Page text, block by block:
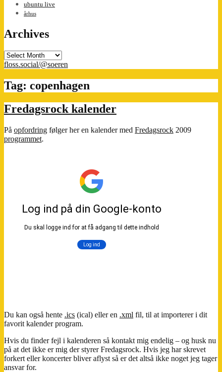
ubuntu live
århus
Archives
Archives
floss.social/@soeren
Tag: copenhagen
Fredagsrock kalender
På opfordring følger her en kalender med Fredagsrock 2009
programmet.
Du kan også hente .ics (ical) eller en .xml fil, til at importerer i dit
favorit kalender program.
Hvis du finder fejl i kalenderen så kontakt mig endelig – og husk nu
på at det ikke er mig der styrer Fredagsrock. Hvis jeg har skrevet
forkert eller koncerter bliver aflyst så er det altså ikke noget jeg tager
ansvar for.